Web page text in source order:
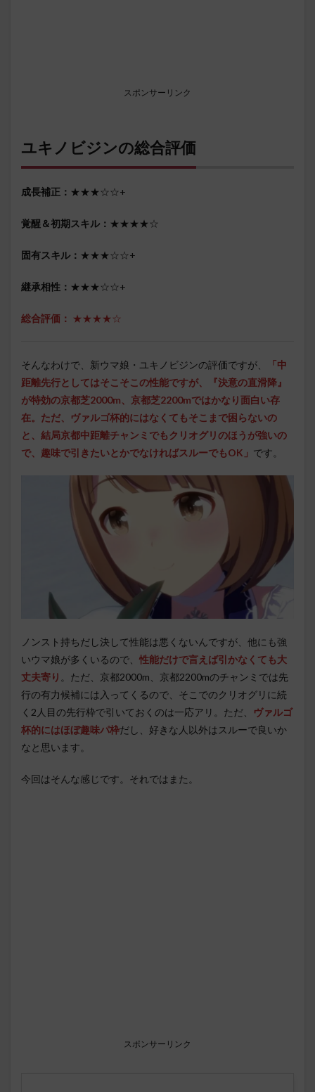
スポンサーリンク
ユキノビジンの総合評価
成長補正： ★★★☆☆+
覚醒＆初期スキル： ★★★★☆
固有スキル： ★★★☆☆+
継承相性： ★★★☆☆+
総合評価： ★★★★☆
そんなわけで、新ウマ娘・ユキノビジンの評価ですが、 「 中
距離先行としてはそこそこの性能ですが、『決意の直滑降』
が特効の京都芝2000m、京都芝2200mではかなり面白い存
在。ただ、ヴァルゴ杯的にはなくてもそこまで困らないの
と、結局京都中距離チャンミでもクリオグリのほうが強いの
で、趣味で引きたいとかでなければスルーでもOK」 です。
ノンスト持ちだし決して性能は悪くないんですが、他にも強
いウマ娘が多くいるので、 性能だけで言えば引かなくても大
丈夫寄り 。ただ、京都2000m、京都2200mのチャンミでは先
行の有力候補には入ってくるので、そこでのクリオグリに続
く2人目の先行枠で引いておくのは一応アリ。ただ、
ヴァルゴ
杯的にはほぼ趣味パ枠だし、好きな人以外はスルーで良いか
なと思います。
今回はそんな感じです。それではまた。
スポンサーリンク